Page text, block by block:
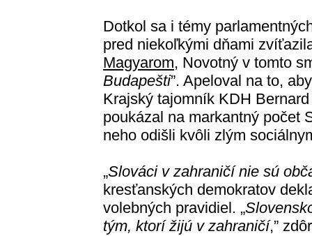
Dotkol sa i témy
pred niekoľkými dňami
Magyarom, Novotný v tomto
Budapešti”. Apeloval na to,
Krajský tajomník KDH
poukázal na markantný počet
neho odišli kvôli zlým
„Slováci v zahraničí nie sú
kresťanských demokratov
volebných pravidiel. „
tým, ktorí žijú v zahraničí,”